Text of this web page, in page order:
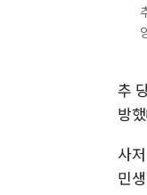
추
방
사
민